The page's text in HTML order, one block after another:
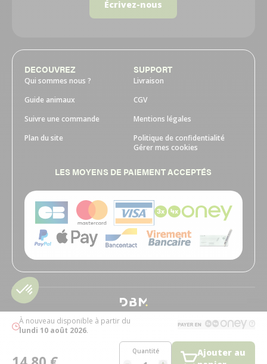
À nouveau disponible à partir du
lundi 10 août 2026.
Quantité
Ajouter au
Écrivez-nous
DECOUVREZ
Qui sommes nous ?
Guide animaux
Suivre une commande
Plan du site
SUPPORT
Livraison
CGV
Mentions légales
Politique de confidentialité
Gérer mes cookies
LES MOYENS DE PAIEMENT ACCEPTÉS